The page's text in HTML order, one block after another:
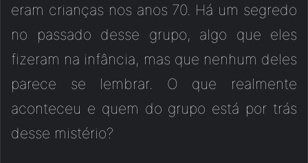
eram crianças nos anos 70. Há um segredo
no passado desse grupo, algo que eles
fizeram na infância, mas que nenhum deles
parece se lembrar. O que realmente
aconteceu e quem do grupo está por trás
desse mistério?